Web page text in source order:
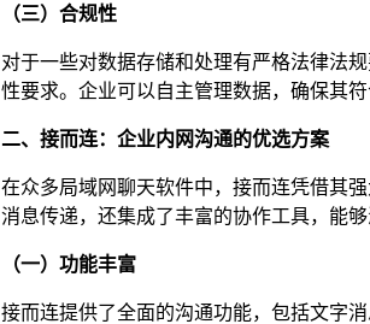
（三）合规性
对于一些对数据存储和处理有严格法律法
性要求。企业可以自主管理数据，确保其符
二、接而连：企业内网沟通的优选方案
在众多局域网聊天软件中，接而连凭借其
消息传递，还集成了丰富的协作工具，能
（一）功能丰富
接而连提供了全面的沟通功能，包括文字